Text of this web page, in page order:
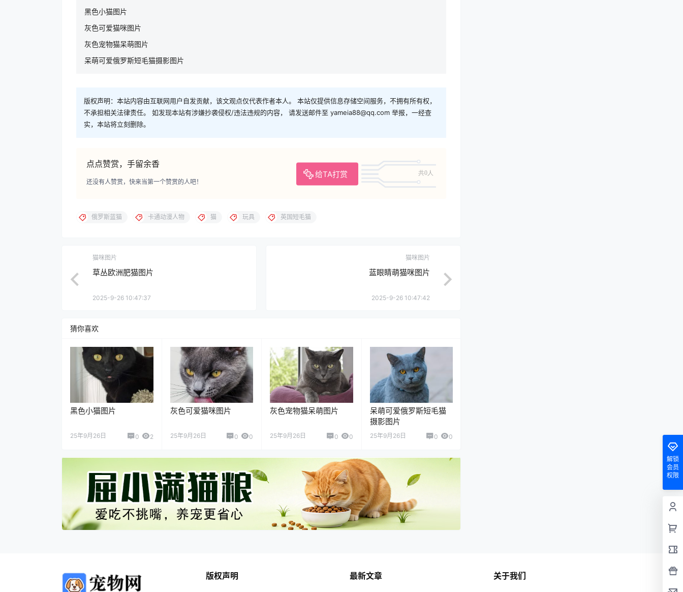
黑色小猫图片
灰色可爱猫咪图片
灰色宠物猫呆萌图片
呆萌可爱俄罗斯短毛猫摄影图片
版权声明：本站内容由互联网用户自发贡献，该文观点仅代表作者本人。 本站仅提供信息存储空间服务，不拥有所有权，
不承担相关法律责任。 如发现本站有涉嫌抄袭侵权/违法违规的内容， 请发送邮件至 yameia88@qq.com 举报，一经查
实，本站将立刻删除。
点点赞赏，手留余香
给TA打赏 共0人
还没有人赞赏，快来当第一个赞赏的人吧！
俄罗斯蓝猫 卡通动漫人物 猫 玩具 英国短毛猫
猫咪图片
草丛欧洲肥猫图片
2025-9-26 10:47:37
猫咪图片
蓝眼睛萌猫咪图片
2025-9-26 10:47:42
猜你喜欢
黑色小猫图片
25年9月26日 0 2
灰色可爱猫咪图片
25年9月26日 0 0
灰色宠物猫呆萌图片
25年9月26日 0 0
呆萌可爱俄罗斯短毛猫
摄影图片
25年9月26日 0 0
解锁
会员
权限
版权声明 最新文章 关于我们